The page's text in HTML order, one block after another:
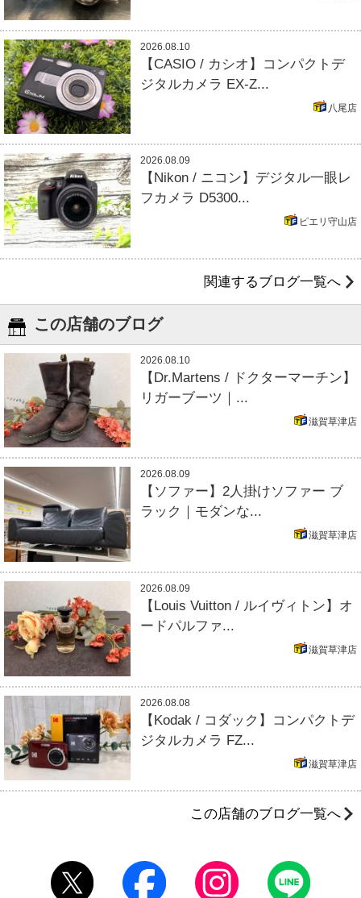
2026.08.10
【CASIO / カシオ】コンパクトデ
ジタルカメラ EX-Z...
八尾店
2026.08.09
【Nikon / ニコン】デジタル一眼レ
フカメラ D5300...
ピエリ守山店
関連するブログ一覧へ
この店舗のブログ
2026.08.10
【Dr.Martens / ドクターマーチン】
リガーブーツ｜...
滋賀草津店
2026.08.09
【ソファー】2人掛けソファー ブ
ラック｜モダンな...
滋賀草津店
2026.08.09
【Louis Vuitton / ルイヴィトン】オ
ードパルファ...
滋賀草津店
2026.08.08
【Kodak / コダック】コンパクトデ
ジタルカメラ FZ...
滋賀草津店
この店舗のブログ一覧へ